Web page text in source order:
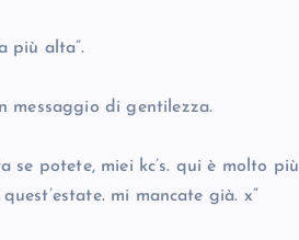
più alta”.
messaggio di gentilezza.
se potete, miei kc’s. qui è molto più
mi mancate già. x”